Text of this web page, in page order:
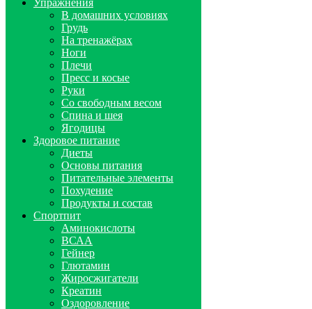
Упражнения
В домашних условиях
Грудь
На тренажёрах
Ноги
Плечи
Пресс и косые
Руки
Со свободным весом
Спина и шея
Ягодицы
Здоровое питание
Диеты
Основы питания
Питательные элементы
Похудение
Продукты и состав
Спортпит
Аминокислоты
ВСАА
Гейнер
Глютамин
Жиросжигатели
Креатин
Оздоровление